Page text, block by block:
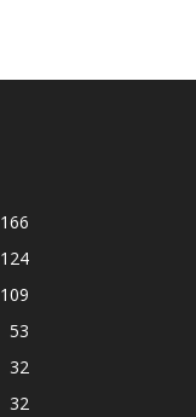
166
124
109
53
32
32